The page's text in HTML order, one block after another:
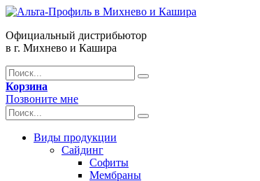
Официальный дистрибьютор
в г. Михнево и Кашира
Корзина
Позвоните мне
Виды продукции
Сайдинг
Софиты
Мембраны